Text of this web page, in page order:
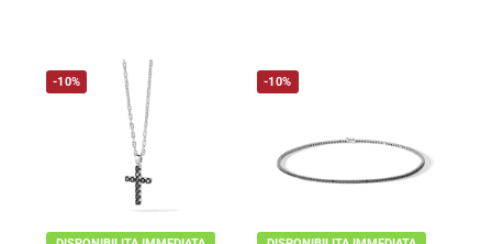
-10% -10%